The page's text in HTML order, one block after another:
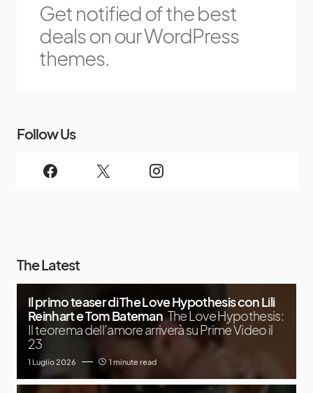
Get notified of the best
deals on our WordPress
themes.
Follow Us
The Latest
Il primo teaser di The Love Hypothesis con Lili
Reinhart e Tom Bateman The Love Hypothesis:
Il teorema dell’amore arriverà su Prime Video il
23
1 Luglio 2026 1 minute read